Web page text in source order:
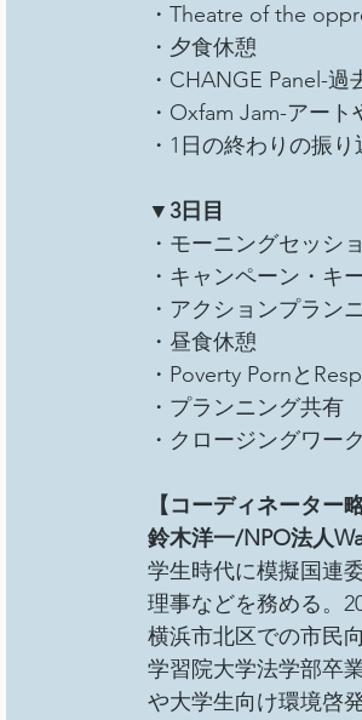
・Theatre of the
・夕食休憩
・CHANGE Panel-
・Oxfam Jam-アー
・1日の終わりの振り
▼3日目
・モーニングセッシ
・キャンペーン・キ
・アクションプラン
・昼食休憩
・Poverty Pornと
・プランニング共有
・クロージングワー
【コーディネーター略
鈴木洋一/NPO法人
学生時代に模擬国連
理事などを務める。
横浜市北区での市民
学習院大学法学部卒
や大学生向け環境啓